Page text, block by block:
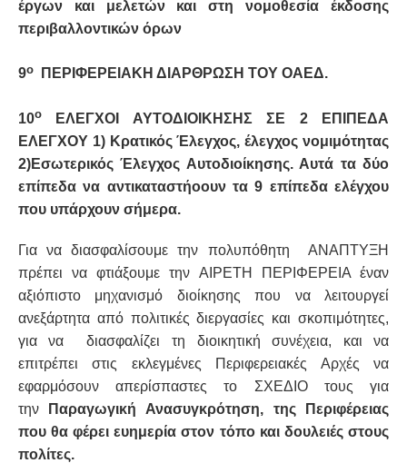
έργων και μελετών και στη νομοθεσία έκδοσης
περιβαλλοντικών όρων
9οΠΕΡΙΦΕΡΕΙΑΚΗ ΔΙΑΡΘΡΩΣΗ ΤΟΥ ΟΑΕΔ.
10οΕΛΕΓΧΟΙ ΑΥΤΟΔΙΟΙΚΗΣΗΣ ΣΕ 2 ΕΠΙΠΕΔΑ
ΕΛΕΓΧΟΥ 1) Κρατικός Έλεγχος, έλεγχος νομιμότητας
2)Εσωτερικός Έλεγχος Αυτοδιοίκησης. Αυτά τα δύο
επίπεδα να αντικαταστήοουν τα 9 επίπεδα ελέγχου
που υπάρχουν σήμερα.
Για να διασφαλίσουμε την πολυπόθητη ΑΝΑΠΤΥΞΗ
πρέπει να φτιάξουμε την ΑΙΡΕΤΗ ΠΕΡΙΦΕΡΕΙΑ έναν
αξιόπιστο μηχανισμό διοίκησης που να λειτουργεί
ανεξάρτητα από πολιτικές διεργασίες και σκοπιμότητες,
για να διασφαλίζει τη διοικητική συνέχεια, και να
επιτρέπει στις εκλεγμένες Περιφερειακές Αρχές να
εφαρμόσουν απερίσπαστες το ΣΧΕΔΙΟ τους για
την
Παραγωγική Ανασυγκρότηση, της Περιφέρειας
που θα φέρει ευημερία στον τόπο και δουλειές στους
πολίτες.